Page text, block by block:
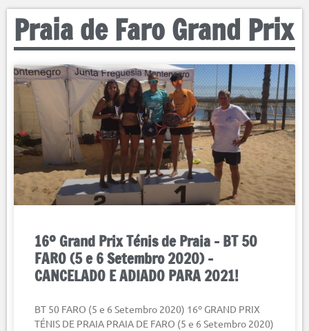
Praia de Faro Grand Prix
16º Grand Prix Ténis de Praia – BT 50
FARO (5 e 6 Setembro 2020) –
CANCELADO E ADIADO PARA 2021!
BT 50 FARO (5 e 6 Setembro 2020) 16º GRAND PRIX
TÉNIS DE PRAIA PRAIA DE FARO (5 e 6 Setembro 2020)